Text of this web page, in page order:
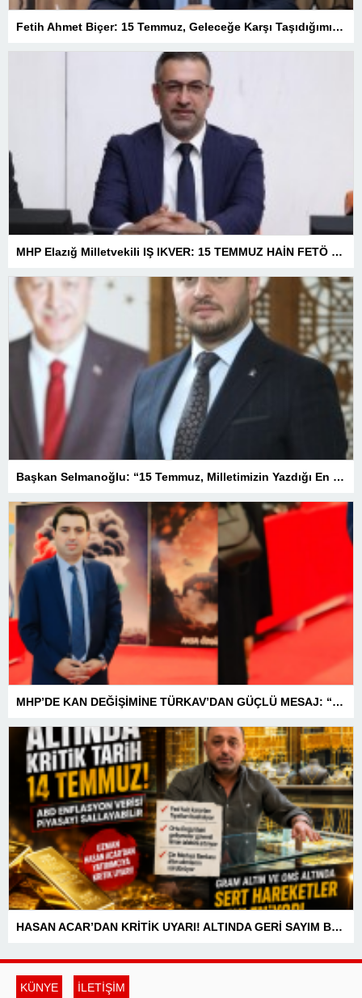
Fetih Ahmet Biçer: 15 Temmuz, Geleceğe Karşı Taşıdığımız Sorumluluğu Hatırlatan Bir Milattır
MHP Elazığ Milletvekili IŞ IKVER: 15 TEMMUZ HAİN FETÖ KALKIŞMASI TÜRKİYE’Yİ İŞGAL GİRİŞİMİDİR
Başkan Selmanoğlu: “15 Temmuz, Milletimizin Yazdığı En Büyük Demokrasi Destanlarından Biridir”
MHP’DE KAN DEĞİŞİMİNE TÜRKAV’DAN GÜÇLÜ MESAJ: “BİRLİK VE BERABERLİKLE DAHA GÜÇLÜYÜZ”
HASAN ACAR’DAN KRİTİK UYARI! ALTINDA GERİ SAYIM BAŞLADI! 14 TEMMUZ’DAKİ VERİ PİYASALARIN YÖNÜNÜ BELİRLEYECEK
KÜNYE İLETİŞİM